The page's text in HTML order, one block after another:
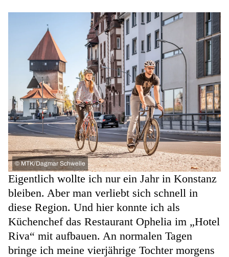
© MTK/Dagmar Schwelle
Eigentlich wollte ich nur ein Jahr in Konstanz
bleiben. Aber man verliebt sich schnell in
diese Region. Und hier konnte ich als
Küchenchef das Restaurant Ophelia im „Hotel
Riva“ mit aufbauen. An normalen Tagen
bringe ich meine vierjährige Tochter morgens